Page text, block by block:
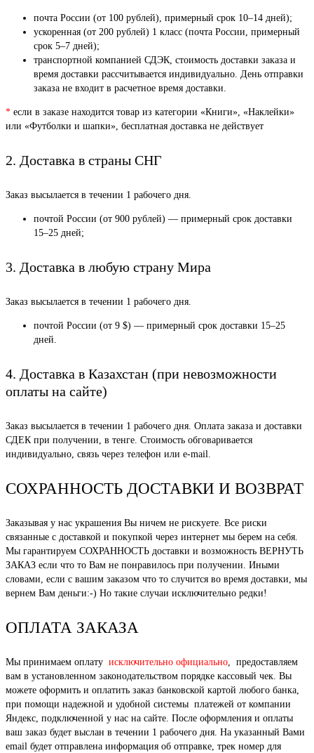
почта России (от 100 рублей), примерный срок 10–14 дней);
ускоренная (от 200 рублей) 1 класс (почта России, примерный
срок 5–7 дней);
транспортной компанией СДЭК, стоимость доставки заказа и
время доставки рассчитывается индивидуально. День отправки
заказа не входит в расчетное время доставки.
* если в заказе находится товар из категории «Книги», «Наклейки»
или «Футболки и шапки», бесплатная доставка не действует
2. Доставка в страны СНГ
Заказ высылается в течении 1 рабочего дня.
почтой России (от 900 рублей) — примерный срок доставки
15–25 дней;
3. Доставка в любую страну Мира
Заказ высылается в течении 1 рабочего дня.
почтой России (от 9 $) — примерный срок доставки 15–25
дней.
4. Доставка в Казахстан (при невозможности
оплаты на сайте)
Заказ высылается в течении 1 рабочего дня. Оплата заказа и доставки
СДЕК при получении, в тенге. Стоимость обговаривается
индивидуально, связь через телефон или e-mail.
СОХРАННОСТЬ ДОСТАВКИ И ВОЗВРАТ
Заказывая у нас украшения Вы ничем не рискуете. Все риски
связанные с доставкой и покупкой через интернет мы берем на себя.
Мы гарантируем СОХРАННОСТЬ доставки и возможность ВЕРНУТЬ
ЗАКАЗ если что то Вам не понравилось при получении. Иными
словами, если с вашим заказом что то случится во время доставки, мы
вернем Вам деньги:-) Но такие случаи исключительно редки!
ОПЛАТА ЗАКАЗА
Мы принимаем оплату исключительно официально, предоставляем
вам в установленном законодательством порядке кассовый чек. Вы
можете оформить и оплатить заказ банковской картой любого банка,
при помощи надежной и удобной системы платежей от компании
Яндекс, подключенной у нас на сайте. После оформления и оплаты
ваш заказ будет выслан в течении 1 рабочего дня. На указанный Вами
email будет отправлена информация об отправке, трек номер для